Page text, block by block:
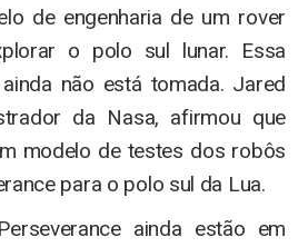
de engenharia de um rover
o polo sul lunar. Essa
não está tomada. Jared
da Nasa, afirmou que
modelo de testes dos robôs
para o polo sul da Lua.
ainda estão em